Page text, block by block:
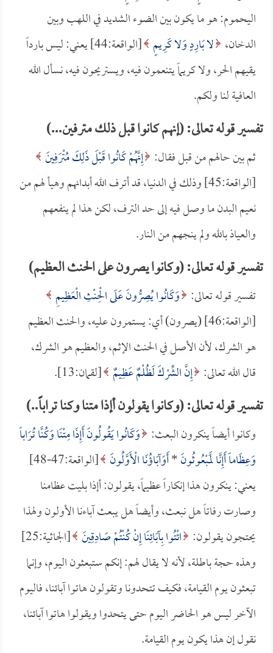
اليحموم: هو ما يكون بين الضوء الشديد في اللهب وبين
الدخان، لا بَارِدٍ وَلا كَرِيمٍ
[الواقعة:44] يعني: ليس بارداً
يقيهم الحر، ولا كريماً يتنعمون فيه، ويستريحون فيه، نسأل الله
العافية لنا ولكم.
تفسير قوله تعالى: (إنهم كانوا قبل ذلك مترفين...)
ثم بين حالهم من قبل فقال: إِنَّهُمْ كَانُوا قَبْلَ ذَلِكَ مُتْرَفِينَ
[الواقعة:45] وذلك في الدنيا، قد أترف الله أبدانهم وهيأ لهم من
نعيم البدن ما وصل فيه إلى حد الترف، لكن هذا لم ينفعهم
والعياذ بالله ولم ينجهم من النار.
تفسير قوله تعالى: (وكانوا يصرون على الحنث العظيم)
تفسير قوله تعالى: وَكَانُوا يُصِرُّونَ عَلَى الْحِنْثِ الْعَظِيمِ
[الواقعة:46] (يصرون) أي: يستمرون عليه، والحنث العظيم
هو الشرك، لأن الأصل في الحنث الإثم، والعظيم هو الشرك،
قال الله تعالى: إِنَّ الشِّرْكَ لَظُلْمٌ عَظِيمٌ [لقمان:13].
تفسير قوله تعالى: (وكانوا يقولون أإذا متنا وكنا تراباً..)
وكانوا أيضاً ينكرون البعث: وَكَانُوا يَقُولُونَ أَإِذَا مِتْنَا وَكُنَّا تُرَاباً
وَعِظَاماً أَإِنَّا لَمَبْعُوثُونَ*أَوَآبَاؤُنَا الْأَوَّلُونَ
[الواقعة:47-48]
يعني: ينكرون هذا إنكاراً عظيماً، يقولون: أإذا بليت عظامنا
وصارت رفاتاً هل نبعث، وأيضاً هل يبعث آباءنا الأولون ولهذا
يحتجون يقولون: ائْتُوا بِآبَائِنَا إِنْ كُنْتُمْ صَادِقِينَ
[الجاثية:25]
وهذه حجة باطلة، لأنه لا يقال لهم: إنكم ستبعثون اليوم، وإنما
تبعثون يوم القيامة، فكيف تتحدونا وتقولون هاتوا آبائنا، فاليوم
الآخر ليس هو الحاضر اليوم حتى يتحدوا ويقولوا هاتوا آبائنا،
نقول إن هذا يكون يوم القيامة.